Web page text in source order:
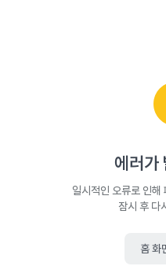
에러가
일시적인 오류로 인해
잠시 후 다
홈 화